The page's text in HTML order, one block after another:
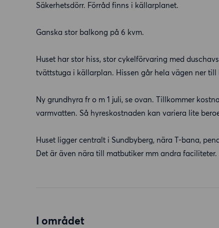
Säkerhetsdörr. Förråd finns i källarplanet.
Ganska stor balkong på 6 kvm.
Huset har stor hiss, stor cykelförvaring med
tvättstuga i källarplan. Hissen går hela vägen ner
Ny grundhyra fr o m 1 juli, se ovan. Tillkommer
varmvatten. Så hyreskostnaden kan variera lite
Huset ligger centralt i Sundbyberg, nära T-bana,
Det är även nära till matbutiker mm andra faciliteter.
I området